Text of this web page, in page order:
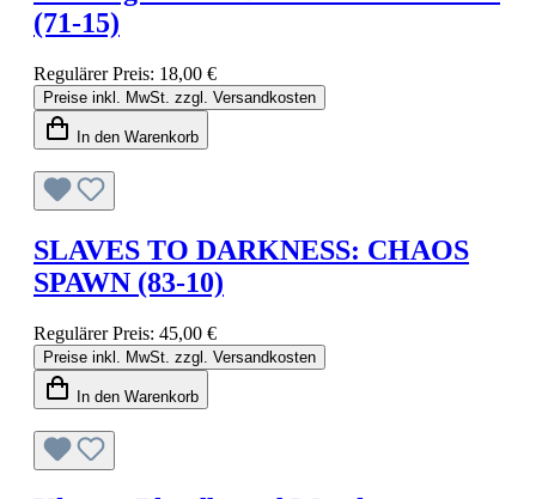
(71-15)
Regulärer Preis: 18,00 €
Preise inkl. MwSt. zzgl. Versandkosten
In den Warenkorb
SLAVES TO DARKNESS: CHAOS
SPAWN (83-10)
Regulärer Preis: 45,00 €
Preise inkl. MwSt. zzgl. Versandkosten
In den Warenkorb